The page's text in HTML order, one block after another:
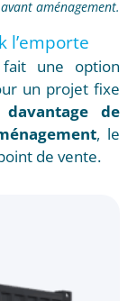
aménagement.
l’emporte
une option
un projet fixe
davantage de
, le
de vente.